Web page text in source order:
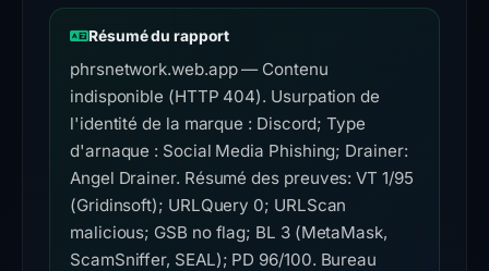
Résumé du rapport
phrsnetwork.web.app — Contenu
indisponible (HTTP 404). Usurpation de
l'identité de la marque : Discord; Type
d'arnaque : Social Media Phishing; Drainer:
Angel Drainer. Résumé des preuves: VT 1/95
(Gridinsoft); URLQuery 0; URLScan
malicious; GSB no flag; BL 3 (MetaMask,
ScamSniffer, SEAL); PD 96/100. Bureau